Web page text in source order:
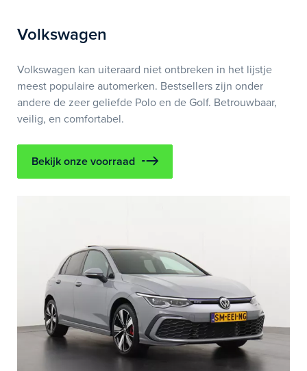
Volkswagen
Volkswagen kan uiteraard niet ontbreken in het lijstje
meest populaire automerken. Bestsellers zijn onder
andere de zeer geliefde Polo en de Golf. Betrouwbaar,
veilig, en comfortabel.
Bekijk onze voorraad